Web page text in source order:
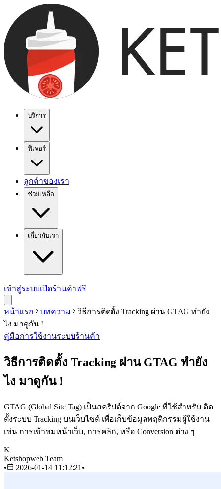
บริการ
ฟีเจอร์
ลูกค้าของเรา
ช่วยเหลือ
เกี่ยวกับเรา
เข้าสู่ระบบเปิดร้านค้าฟรี
หน้าแรก บทความ
วิธีการติดตั้ง Tracking ผ่าน GTAG ทำยัง
ไง มาดูกัน !
คู่มือการใช้งานระบบร้านค้า
วิธีการติดตั้ง Tracking ผ่าน GTAG ทำยัง
ไง มาดูกัน !
GTAG (Global Site Tag) เป็นสคริปต์จาก Google ที่ใช้สำหรับ ติด
ตั้งระบบ Tracking บนเว็บไซต์ เพื่อเก็บข้อมูลพฤติกรรมผู้ใช้งาน
เช่น การเข้าชมหน้าเว็บ, การคลิก, หรือ Conversion ต่าง ๆ
K
Ketshopweb Team
•
2026-01-14 11:12:21 •